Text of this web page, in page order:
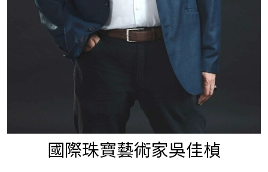
國際珠寶藝術家吳佳楨